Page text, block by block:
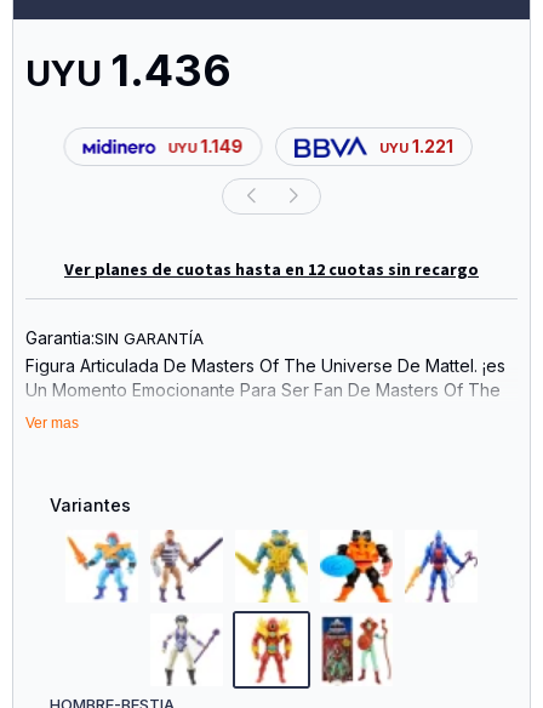
UYU 1.436
UYU 1.149 UYU 1.221
Ver planes de cuotas hasta en 12 cuotas sin recargo
Garantia:SIN GARANTÍA
Figura Articulada De Masters Of The Universe De Mattel. ¡es
Un Momento Emocionante Para Ser Fan De Masters Of The
Universe! Para Los Fans De Siempre Y La Nueva Generación
Ver mas
Variantes